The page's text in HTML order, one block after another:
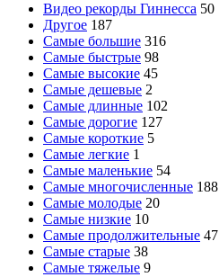
Видео рекорды Гиннесса 50
Другое 187
Самые большие 316
Самые быстрые 98
Самые высокие 45
Самые дешевые 2
Самые длинные 102
Самые дорогие 127
Самые короткие 5
Самые легкие 1
Самые маленькие 54
Самые многочисленные 188
Самые молодые 20
Самые низкие 10
Самые продолжительные 47
Самые старые 38
Самые тяжелые 9